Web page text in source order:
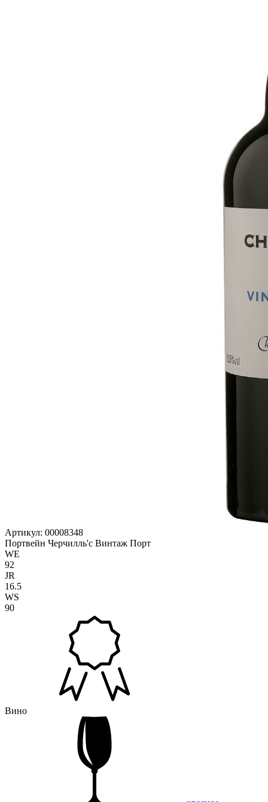
Артикул: 00008348
Портвейн Черчилль'c Винтаж Порт
WE
92
JR
16.5
WS
90
Вино